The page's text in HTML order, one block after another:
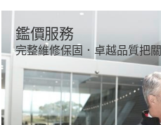
鑑價服務
完整維修保固．卓越品質把關